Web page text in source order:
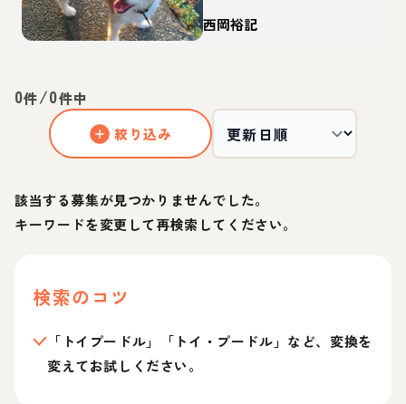
ルテリアってどんな
犬？性格・特徴・育て
西岡裕記
0件/0件中
絞り込み
該当する募集が見つかりませんでした。
キーワードを変更して再検索してください。
検索のコツ
「トイプードル」「トイ・プードル」など、変換を
変えてお試しください。